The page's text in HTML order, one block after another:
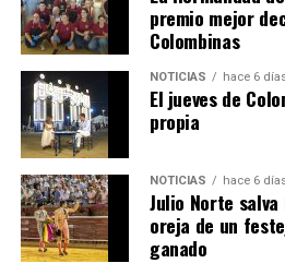
SEXTA CORRIDA DE LAS
2026
hace 2 días· Huelvatv
premio mejor
Colombinas
NOTICIAS hace 6
El jueves de
propia
NOTICIAS hace 6
Julio Norte
oreja de un
ganado